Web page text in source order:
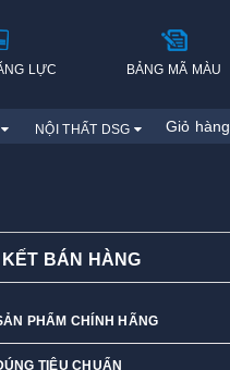
LỰC BẢNG MÃ MÀU
NỘI THẤT DSG Giỏ hàng
BÁN HÀNG
PHẨM CHÍNH HÃNG
TIÊU CHUẨN